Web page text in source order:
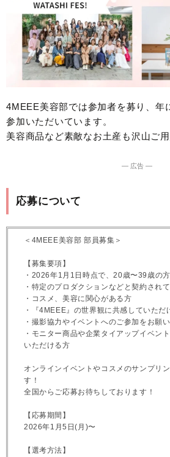
4MEEE美容部では参加者を募り、年
参加いただいています。
美容商品など素敵なお土産も沢山ご
― 広告 ―
応募について
＜4MEEE美容部 部員募集＞
【募集要項】
・2026年1月1日時点で、20歳〜39歳の方
・特定のプロダクションなどと契約され
・コスメ、美容に関心がある方
・『4MEEE』の世界観に共感していただ
・撮影協力やイベントへのご参加をお願
・モニター商品や企業タイアップイベン
いただける方
オンラインイベントやコスメのサンプリ
す！
全国からご応募お待ちしております！
【応募期間】
2026年1月5日(月)〜
【選考方法】